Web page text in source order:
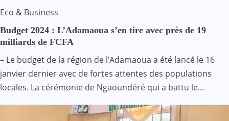
Eco & Business
Budget 2024 : L’Adamaoua s’en tire avec près de 19
milliards de FCFA
– Le budget de la région de l’Adamaoua a été lancé le 16
janvier dernier avec de fortes attentes des populations
locales. La cérémonie de Ngaoundéré qui a battu le…